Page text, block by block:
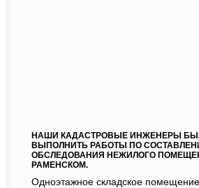
НАШИ КАДАСТРОВЫЕ ИНЖЕНЕРЫ
ВЫПОЛНИТЬ РАБОТЫ ПО
ОБСЛЕДОВАНИЯ НЕЖИЛОГО
РАМЕНСКОМ.
Одноэтажное складское